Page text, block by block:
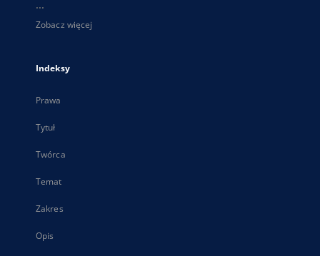
...
Zobacz więcej
Indeksy
Prawa
Tytuł
Twórca
Temat
Zakres
Opis